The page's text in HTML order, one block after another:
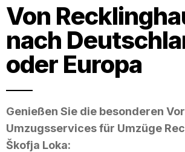
Von
nach
oder Europa
Genießen Sie die besonderen
Umzugsservices für Umzüge
Škofja Loka: